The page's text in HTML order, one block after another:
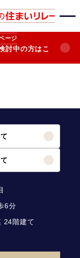
ージ
討中の方はこ
6分
24階建て